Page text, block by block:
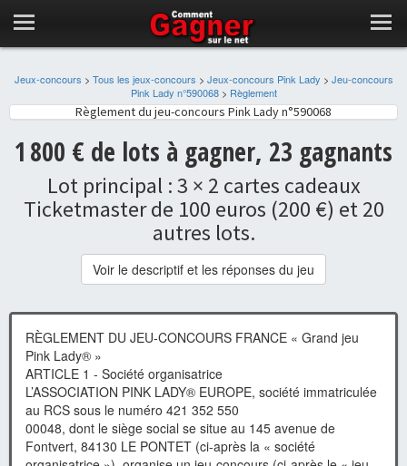
Jeux-concours > Tous les jeux-concours > Jeux-concours Pink Lady > Jeu-concours
Pink Lady n°590068> Règlement
Règlement du jeu-concours Pink Lady n°590068
1 800 € de lots à gagner, 23 gagnants
Lot principal : 3 × 2 cartes cadeaux
Ticketmaster de 100 euros (200 €) et 20
autres lots.
Voir le descriptif et les réponses du jeu
RÈGLEMENT DU JEU-CONCOURS FRANCE « Grand jeu
Pink Lady® »
ARTICLE 1 - Société organisatrice
L’ASSOCIATION PINK LADY® EUROPE, société immatriculée
au RCS sous le numéro 421 352 550
00048, dont le siège social se situe au 145 avenue de
Fontvert, 84130 LE PONTET (ci-après la « société